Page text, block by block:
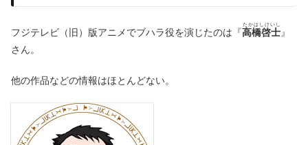
フジテレビ（旧）版アニメでブハラ役を演じたのは『高橋啓士
たかはしけいし
』
さん。
他の作品などの情報はほとんどない。